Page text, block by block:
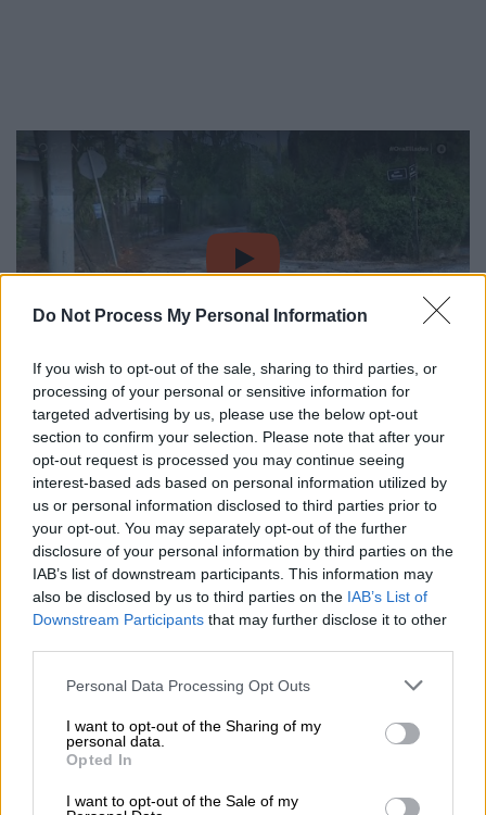
Do Not Process My Personal Information
If you wish to opt-out of the sale, sharing to third parties, or
processing of your personal or sensitive information for
targeted advertising by us, please use the below opt-out
section to confirm your selection. Please note that after your
opt-out request is processed you may continue seeing
interest-based ads based on personal information utilized by
us or personal information disclosed to third parties prior to
your opt-out. You may separately opt-out of the further
disclosure of your personal information by third parties on the
IAB’s list of downstream participants. This information may
also be disclosed by us to third parties on the IAB’s List of
Downstream Participants that may further disclose it to other
Please note that this website/app uses one or more Google
not limited to your visit or usage behaviour. You may click to
grant or deny consent to Google and its third-party tags to
use your data for below specified purposes in below Google
consent section.
Personal Data Processing Opt Outs
I want to opt-out of the Sharing of my
personal data.
Opted In
I want to opt-out of the Sale of my
video
«Κληθήκαμε το μεσημέρι και με μηχανήματα
του δήμου απεγκλωβίσαμε τους τουρίστες»,
μετέφερε σχετικά στο GRTimes ο
αντιδήμαρχος Σιθωνίας, Βασίλειος Ζήσιος.
Παράλληλα, εξαιτίας των μεγάλων
διακυμάνσεων της τάσης του δικτύου της
ΔΕΗ ενόψει των έντονων καιρικών
φαινομένων που σημειωθήκαν στην περιοχή,
προκλήθηκαν βλάβες στον πίνακα
αυτοματισμού της γέφυρας Ποσειδωνίας
στην Κόρινθο.
Αυτό είχες ως αποτέλεσμα να τεθεί εκτός
λειτουργίας η βύθιση, και να διακοπεί